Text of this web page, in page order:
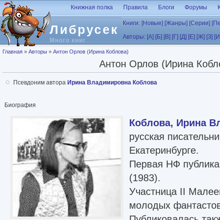
Перейти к основному содержанию
Либрусек
Много книг
Книжная полка Правила Блоги Форумы
Книги: [Новые] [Жанры] [Серии]
Авторы: [А] [Б] [В] [Г] [Д] [Е] [Ж] [З]
Вы здесь
Главная » Авторы » Антон Орлов (Ирина Коблова)
Антон Орлов (Ирина
Псевдоним автора Ирина Владимировна Коблова
Биография
Коблова, Ирина
русская
Екатеринбурге.
Первая НФ
(1983).
Участница II
молодых